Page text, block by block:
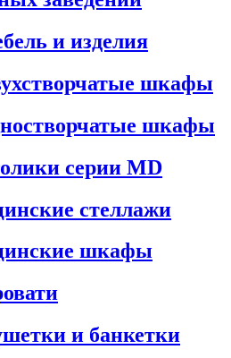
и изделия
шкафы
шкафы
серии MD
стеллажи
шкафы
и банкетки